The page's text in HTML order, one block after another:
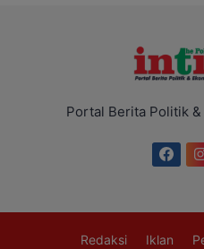
Portal Berita Politik
Redaksi Iklan